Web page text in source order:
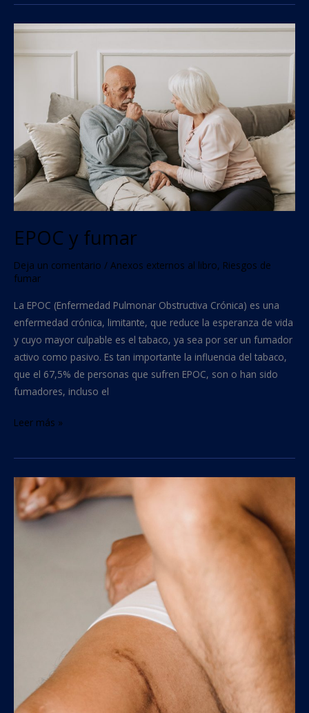
EPOC y fumar
Deja un comentario / Anexos externos al libro, Riesgos de
fumar
La EPOC (Enfermedad Pulmonar Obstructiva Crónica) es una
enfermedad crónica, limitante, que reduce la esperanza de vida
y cuyo mayor culpable es el tabaco, ya sea por ser un fumador
activo como pasivo. Es tan importante la influencia del tabaco,
que el 67,5% de personas que sufren EPOC, son o han sido
fumadores, incluso el
EPOC
Leer más »
Tabaco
cicatrización